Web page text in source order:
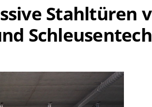
Stahltüren